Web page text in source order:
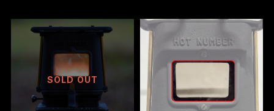
SOLD OUT